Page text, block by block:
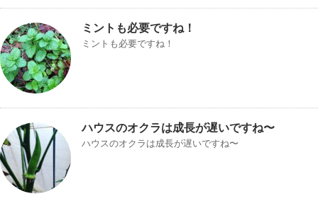
ミントも必要ですね！
ミントも必要ですね！
ハウスのオクラは成長が遅いですね〜
ハウスのオクラは成長が遅いですね〜